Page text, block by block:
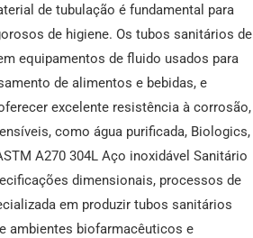
de tubulação é fundamental para
de higiene. Os tubos sanitários de
equipamentos de fluido usados para
de alimentos e bebidas, e
excelente resistência à corrosão,
como água purificada, Biologics,
A270 304L Aço inoxidável Sanitário
dimensionais, processos de
em produzir tubos sanitários
ambientes biofarmacêuticos e